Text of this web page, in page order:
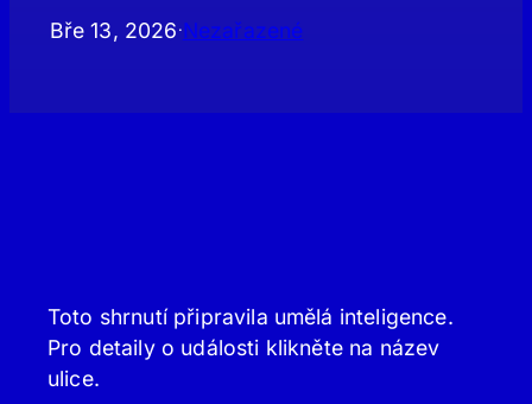
Bře 13, 2026 ·Nezařazené
Toto shrnutí připravila umělá inteligence.
Pro detaily o události klikněte na název
ulice.